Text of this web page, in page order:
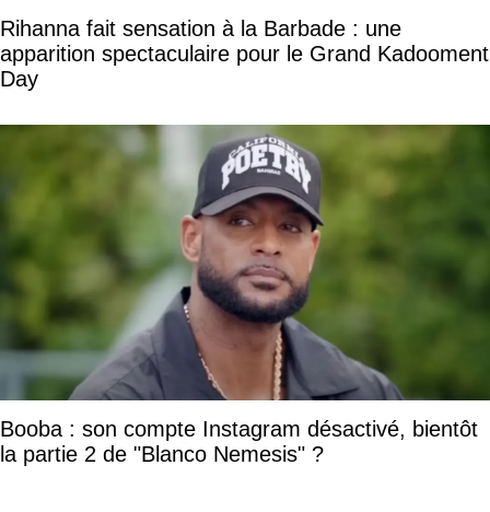
Rihanna fait sensation à la Barbade : une
apparition spectaculaire pour le Grand Kadooment
Day
Booba : son compte Instagram désactivé, bientôt
la partie 2 de "Blanco Nemesis" ?